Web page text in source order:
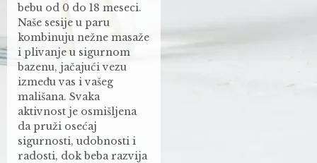
bebu od 0 do 18 meseci.
Naše sesije u paru
kombinuju nežne masaže
i plivanje u sigurnom
bazenu, jačajući vezu
između vas i vašeg
mališana. Svaka
aktivnost je osmišljena
da pruži osećaj
sigurnosti, udobnosti i
radosti, dok beba razvija